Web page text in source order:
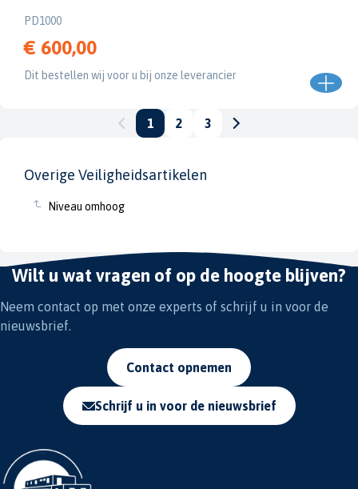
Overige Veiligheidsartikelen
Niveau omhoog
PD1000
€ 600,00
Dit bestellen wij voor u bij onze leverancier
1 2 3
Wilt u wat vragen of op de hoogte blijven?
Neem contact op met onze experts of schrijf u in voor de
nieuwsbrief.
Contact opnemen
Schrijf u in voor de nieuwsbrief